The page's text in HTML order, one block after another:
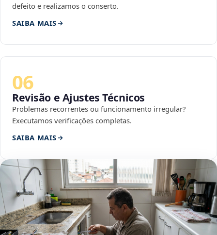
defeito e realizamos o conserto.
SAIBA MAIS
06
Revisão e Ajustes Técnicos
Problemas recorrentes ou funcionamento irregular?
Executamos verificações completas.
SAIBA MAIS